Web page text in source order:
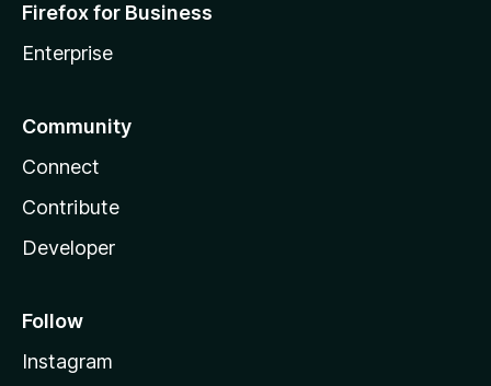
Firefox for Business
Enterprise
Community
Connect
Contribute
Developer
Follow
Instagram